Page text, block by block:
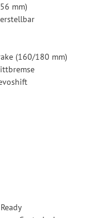
mm)
(160/180 mm)